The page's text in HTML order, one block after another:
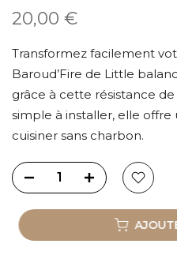
20,00 €
Transformez facilement
Baroud’Fire de Little
grâce à cette résistance
simple à installer, elle
cuisiner sans charbon.
AJOUTER